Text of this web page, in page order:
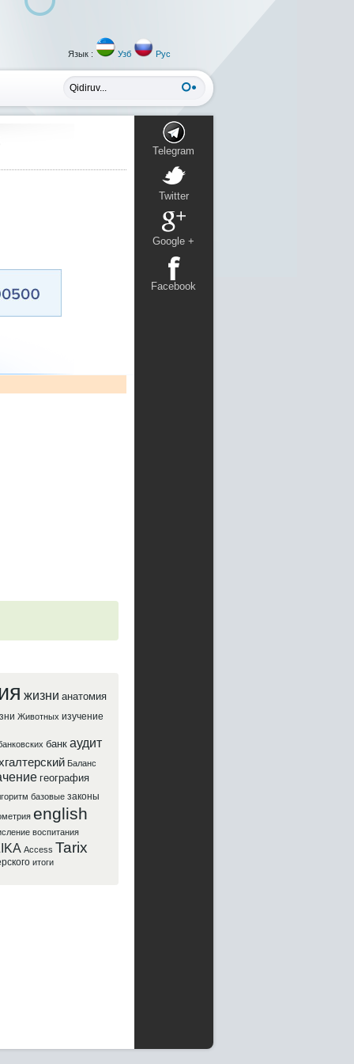
Язык : Узб Рус
Telegram
Twitter
Google +
Facebook
жизни анатомия
Животных изучение
банк аудит
Баланс
география
базовые законы
english
воспитания
Access Tarix
итоги